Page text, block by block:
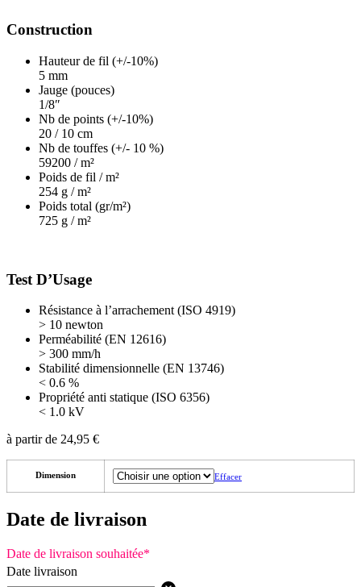
Construction
Hauteur de fil (+/-10%)
5 mm
Jauge (pouces)
1/8″
Nb de points (+/-10%)
20 / 10 cm
Nb de touffes (+/- 10 %)
59200 / m²
Poids de fil / m²
254 g / m²
Poids total (gr/m²)
725 g / m²
Test D’Usage
Résistance à l’arrachement (ISO 4919)
> 10 newton
Perméabilité (EN 12616)
> 300 mm/h
Stabilité dimensionnelle (EN 13746)
< 0.6 %
Propriété anti statique (ISO 6356)
< 1.0 kV
à partir de 24,95 €
Dimension Effacer
Date de livraison
Date de livraison souhaitée*
Date livraison